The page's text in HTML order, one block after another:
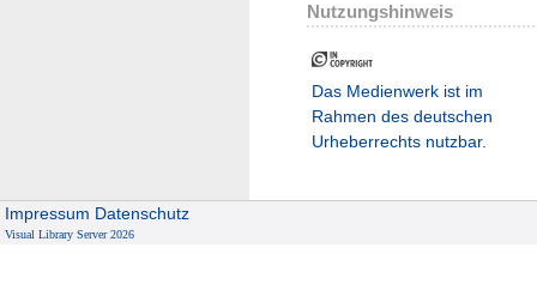
Nutzungshinweis
Das Medienwerk ist im
Rahmen des deutschen
Urheberrechts nutzbar.
Impressum Datenschutz
Visual Library Server 2026